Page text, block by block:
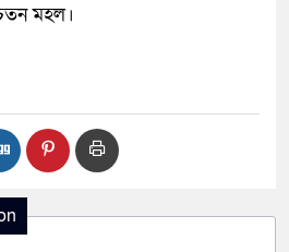
মহল।